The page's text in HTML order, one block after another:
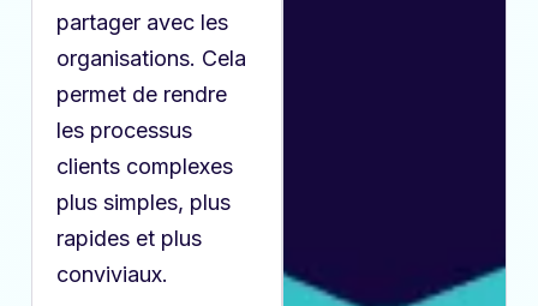
partager avec les
organisations. Cela
permet de rendre
les processus
clients complexes
plus simples, plus
rapides et plus
conviviaux.